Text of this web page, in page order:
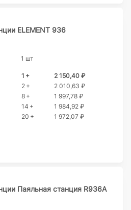
ELEMENT 936
1 шт
1 +
2 150,40 ₽
2 +
2 010,63 ₽
8 +
1 997,78 ₽
14 +
1 984,92 ₽
20 +
1 972,07 ₽
Паяльная станция R936A